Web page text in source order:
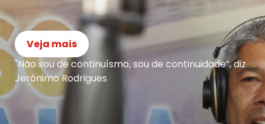
Veja mais
"Não sou de continuísmo, sou de continuidade”, diz
Jerônimo Rodrigues